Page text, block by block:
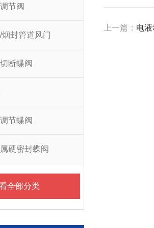
节阀
封管道风门
断蝶阀
节蝶阀
硬密封蝶阀
全部分类
上一篇： 电